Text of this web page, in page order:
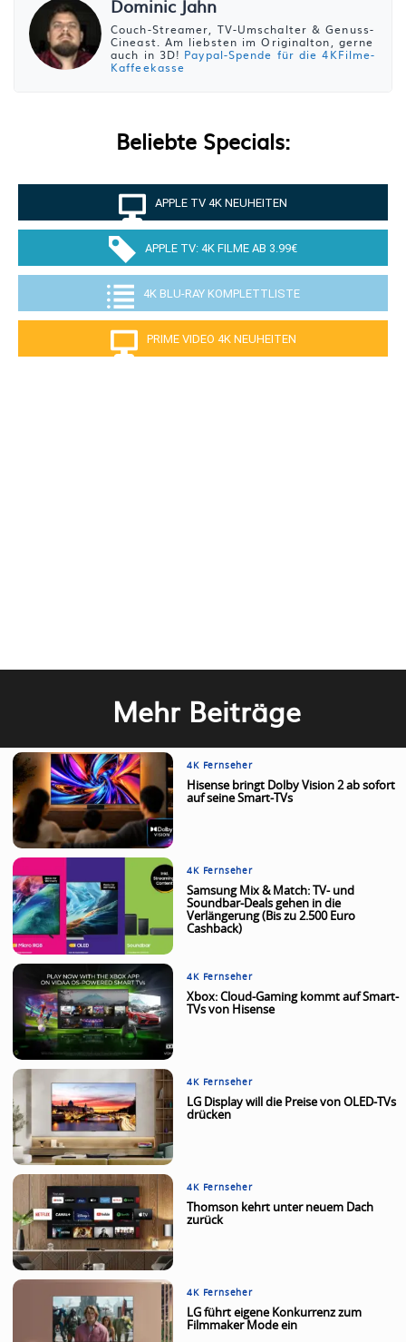
Dominic Jahn
Couch-Streamer, TV-Umschalter & Genuss-
Cineast. Am liebsten im Originalton, gerne
auch in 3D! Paypal-Spende für die 4KFilme-
Kaffeekasse
Beliebte Specials:
APPLE TV 4K NEUHEITEN
APPLE TV: 4K FILME AB 3.99€
4K BLU-RAY KOMPLETTLISTE
PRIME VIDEO 4K NEUHEITEN
Mehr Beiträge
4K Fernseher
Hisense bringt Dolby Vision 2 ab sofort
auf seine Smart-TVs
4K Fernseher
Samsung Mix & Match: TV- und
Soundbar-Deals gehen in die
Verlängerung (Bis zu 2.500 Euro
Cashback)
4K Fernseher
Xbox: Cloud-Gaming kommt auf Smart-
TVs von Hisense
4K Fernseher
LG Display will die Preise von OLED-TVs
drücken
4K Fernseher
Thomson kehrt unter neuem Dach
zurück
4K Fernseher
LG führt eigene Konkurrenz zum
Filmmaker Mode ein